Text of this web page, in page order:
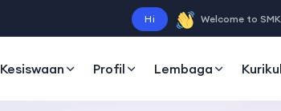
Hi Welcome to SMK
Kesiswaan Profil Lembaga